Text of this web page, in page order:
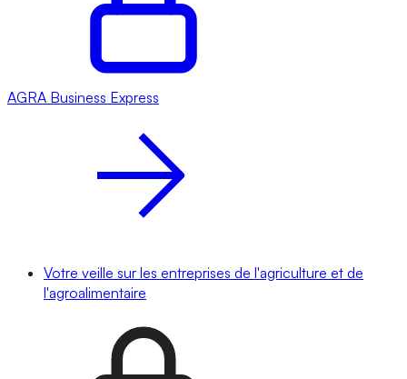
AGRA Business Express
Votre veille sur les entreprises de l'agriculture et de
l'agroalimentaire